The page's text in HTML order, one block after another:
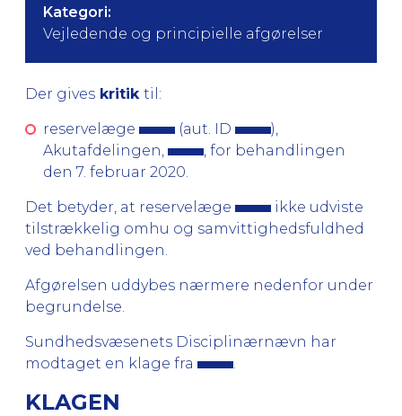
Kategori:
Vejledende og principielle afgørelser
Der gives kritik til:
reservelæge (aut. ID
),
Akutafdelingen,
, for behandlingen
den 7. februar 2020.
Det betyder, at reservelæge
ikke udviste
tilstrækkelig omhu og samvittighedsfuldhed
ved behandlingen.
Afgørelsen uddybes nærmere nedenfor under
begrundelse.
Sundhedsvæsenets Disciplinærnævn har
modtaget en klage fra
KLAGEN